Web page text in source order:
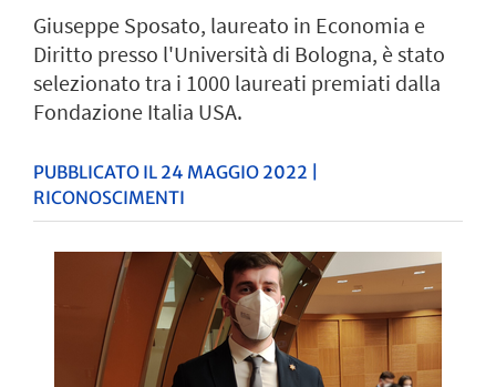
Giuseppe Sposato, laureato in Economia e
Diritto presso l'Università di Bologna, è stato
selezionato tra i 1000 laureati premiati dalla
Fondazione Italia USA.
PUBBLICATO IL 24 MAGGIO 2022 |
RICONOSCIMENTI